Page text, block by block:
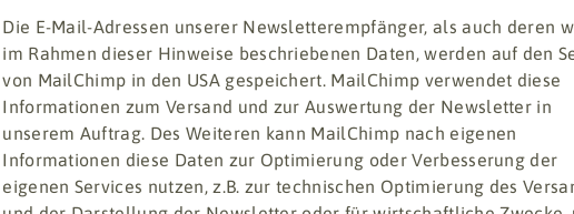
Die E-Mail-Adressen unserer Newsletterempfänger, als auch deren
im Rahmen dieser Hinweise beschriebenen Daten, werden auf den
von MailChimp in den USA gespeichert. MailChimp verwendet diese
Informationen zum Versand und zur Auswertung der Newsletter in
unserem Auftrag. Des Weiteren kann MailChimp nach eigenen
Informationen diese Daten zur Optimierung oder Verbesserung der
eigenen Services nutzen, z.B. zur technischen Optimierung des